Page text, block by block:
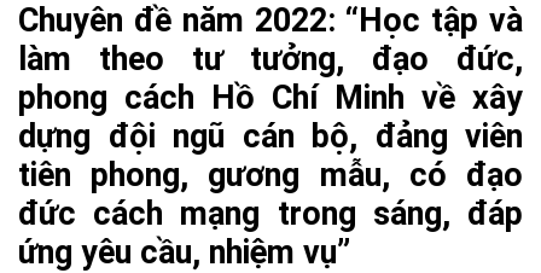
Chuyên đề năm 2022: “Học tập và
làm theo tư tưởng, đạo đức,
phong cách Hồ Chí Minh về xây
dựng đội ngũ cán bộ, đảng viên
tiên phong, gương mẫu, có đạo
đức cách mạng trong sáng, đáp
ứng yêu cầu, nhiệm vụ”